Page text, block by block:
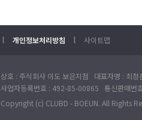
l 개인정보처리방침 l 사이트맵
상호 : 주식회사 이도 보은지점 대표자명 : 최
사업자등록번호 : 492-85-00865 통신판매
Copyright (c) CLUBD - BOEUN. All Rights